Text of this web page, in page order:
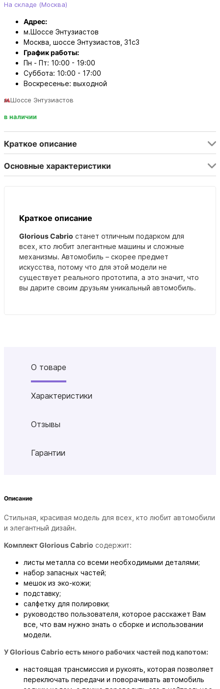
На складе (Москва)
Адрес:
м.Шоссе Энтузиастов
Москва, шоссе Энтузиастов, 31с3
График работы:
Пн - Пт: 10:00 - 19:00
Суббота: 10:00 - 17:00
Воскресенье: выходной
м.Шоссе Энтузиастов
в наличии
Краткое описание
Основные характеристики
Краткое описание
Glorious Cabrio станет отличным подарком для
всех, кто любит элегантные машины и сложные
механизмы. Автомобиль – скорее предмет
искусства, потому что для этой модели не
существует реального прототипа, а это значит, что
вы дарите своим друзьям уникальный автомобиль.
О товаре
Характеристики
Отзывы
Гарантии
Описание
Стильная, красивая модель для всех, кто любит автомобили
и элегантный дизайн.
Комплект Glorious Cabrio содержит:
листы металла со всеми необходимыми деталями;
набор запасных частей;
мешок из эко-кожи;
подставку;
салфетку для полировки;
руководство пользователя, которое расскажет Вам
все, что вам нужно знать о сборке и использовании
модели.
У Glorious Cabrio есть много рабочих частей под капотом:
настоящая трансмиссия и рукоять, которая позволяет
переключать передачи и поворачивать автомобиль